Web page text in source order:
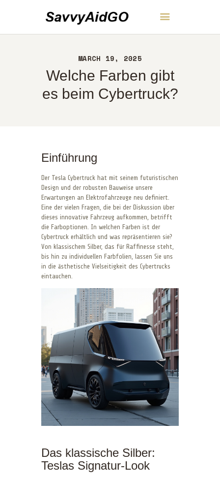
MARCH 19, 2025
Welche Farben gibt
es beim Cybertruck?
SavvyAidGO
ÜBER UNS
KONTAKT
Einführung
Der Tesla Cybertruck hat mit seinem futuristischen
Design und der robusten Bauweise unsere
Erwartungen an Elektrofahrzeuge neu definiert.
Eine der vielen Fragen, die bei der Diskussion über
dieses innovative Fahrzeug aufkommen, betrifft
die Farboptionen. In welchen Farben ist der
Cybertruck erhältlich und was repräsentieren sie?
Von klassischem Silber, das für Raffinesse steht,
bis hin zu individuellen Farbfolien, lassen Sie uns
in die ästhetische Vielseitigkeit des Cybertrucks
eintauchen.
Das klassische Silber:
Teslas Signatur-Look